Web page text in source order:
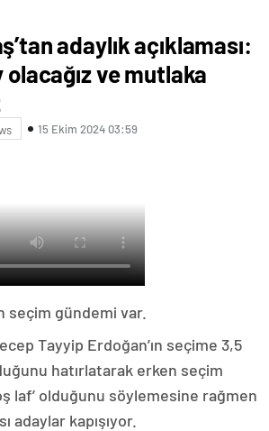
adaylık açıklaması:
ve mutlaka
15 Ekim 2024 03:59
seçim gündemi var.
Tayyip Erdoğan’ın seçime 3,5
hatırlatarak erken seçim
laf’ olduğunu söylemesine rağmen
adaylar kapışıyor.